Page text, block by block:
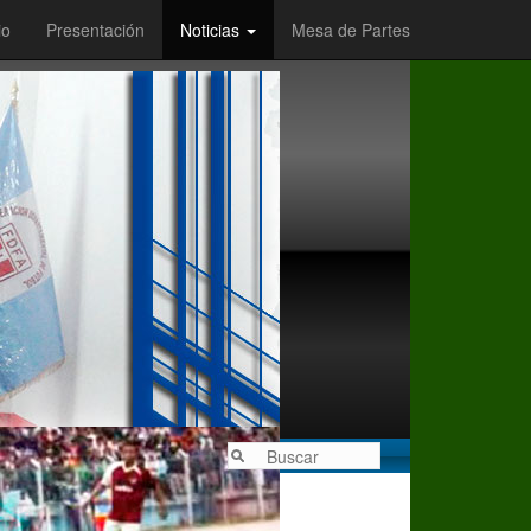
Presentación Noticias Mesa de Partes